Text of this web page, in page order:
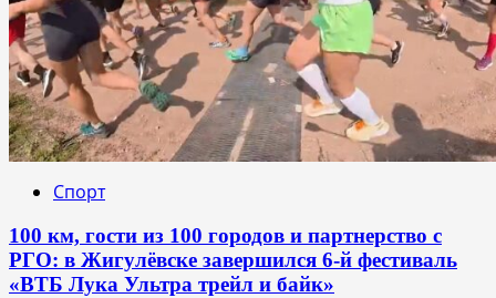
Спорт
100 км, гости из 100 городов и партнерство с
РГО: в Жигулёвске завершился 6-й фестиваль
«ВТБ Лука Ультра трейл и байк»